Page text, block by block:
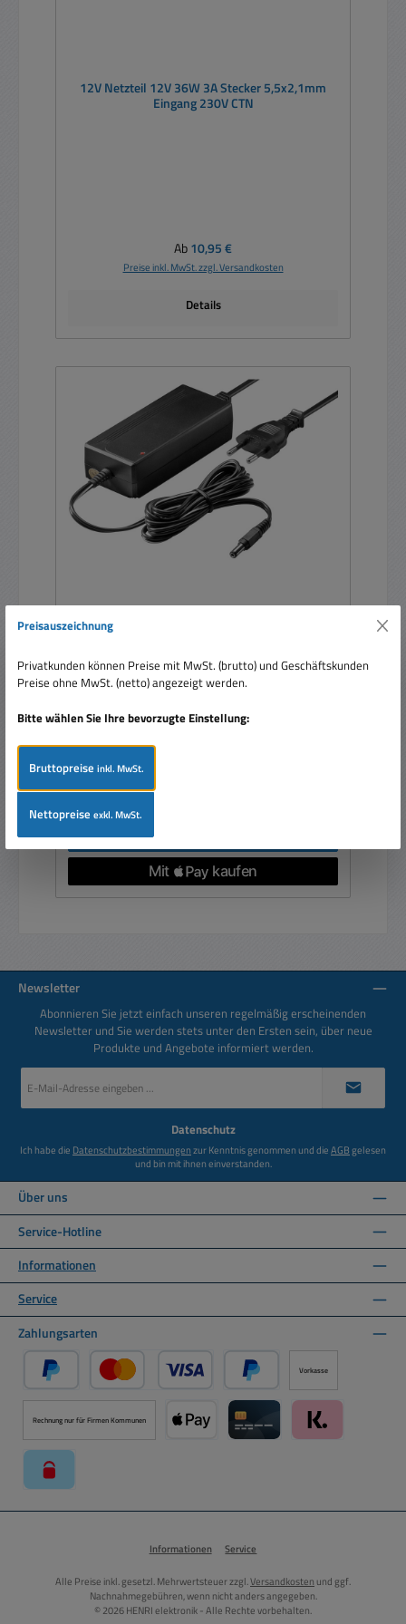
12V Netzteil 12V 36W 3A Stecker 5,5x2,1mm
Eingang 230V CTN
Regulärer Preis:
Ab10,95 €
Preise inkl. MwSt. zzgl. Versandkosten
Details
Preise inkl. MwSt. zzgl. Versandkosten
Newsletter
Abonnieren Sie jetzt einfach unseren regelmäßig erscheinenden
Newsletter und Sie werden stets unter den Ersten sein, über neue
Produkte und Angebote informiert werden.
Mail-
Datenschutz
Ich habe die Datenschutzbestimmungenzur Kenntnis genommen und dieAGBgelesen
und bin mit ihnen einverstanden.
Über uns
Service-Hotline
Informationen
Service
Zahlungsarten
PayPal Kredit- oder Debitkarte über PayPal
Später Bezahlen über PayPal
Vorkasse
Rechnung nur für Firmen Kommunen
Informationen Service
Alle Preise inkl. gesetzl. Mehrwertsteuer zzgl.Versandkosten und ggf.
Nachnahmegebühren, wenn nicht anders angegeben.
© 2026 HENRI elektronik - Alle Rechte vorbehalten.
Preisauszeichnung
Privatkunden können Preise mit MwSt. (brutto) und Geschäftskunden
Preise ohne MwSt. (netto) angezeigt werden.
Bitte wählen Sie Ihre bevorzugte Einstellung:
Bruttopreiseinkl. MwSt.
Nettopreiseexkl. MwSt.